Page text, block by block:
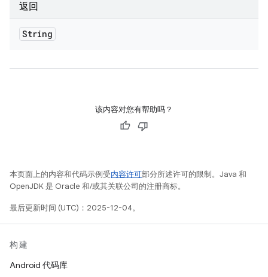
返回
String
该内容对您有帮助吗？
本页面上的内容和代码示例受内容许可部分所述许可的限制。Java 和
OpenJDK 是 Oracle 和/或其关联公司的注册商标。
最后更新时间 (UTC)：2025-12-04。
构建
Android 代码库